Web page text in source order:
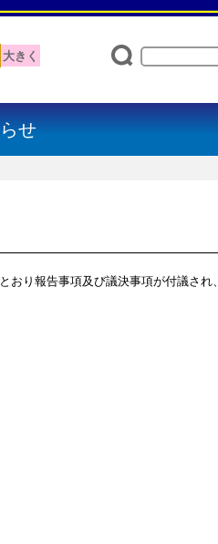
大きく
せ
おり報告事項及び議決事項が付議され